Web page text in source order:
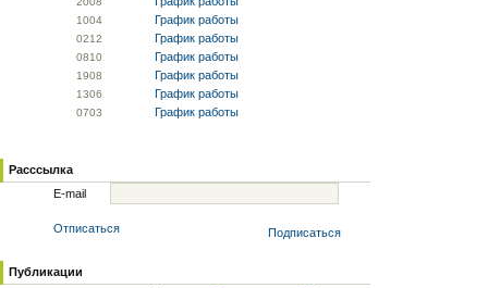
1004 График работы
0212 График работы
0810 График работы
1908 График работы
1306 График работы
0703 График работы
Расссылка
E-mail
Отписаться Подписаться
Публикации